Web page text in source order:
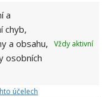
a
chyb,
a obsahu,
osobních
Vždy aktivní
účelech